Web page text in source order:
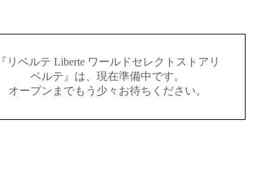
『リベルテ Liberte ワールドセレクトストアリ
ベルテ』は、現在準備中です。
オープンまでもう少々お待ちください。